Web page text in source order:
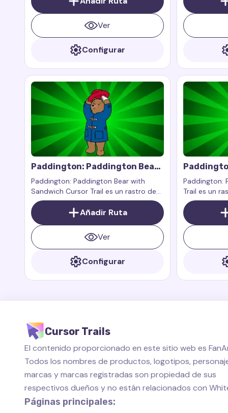
gracia y aventuras a tu pantalla con el
querido dragón Furia Nocturna
Ver
Configurar
por la
que el
Paddington: Paddington Bear
With Sandwich Cursor Trail
Paddington: Paddington Bear with
Sandwich Cursor Trail es un rastro de
cursor personalizado inspirado en el
famoso personaje Paddington, el oso
de Perú de los libros y películas
animadas Paddington
Añadir Ruta
Ver
Configurar
Cursor
Paddington:
Trail es un
Paddington,
se ha
muchos
libros y
Cursor Trails
El contenido proporcionado en este sitio web es
Todos los nombres de productos, logotipos,
marcas y marcas registradas son propiedad de sus
respectivos dueños y no están relacionados con
Páginas principales: